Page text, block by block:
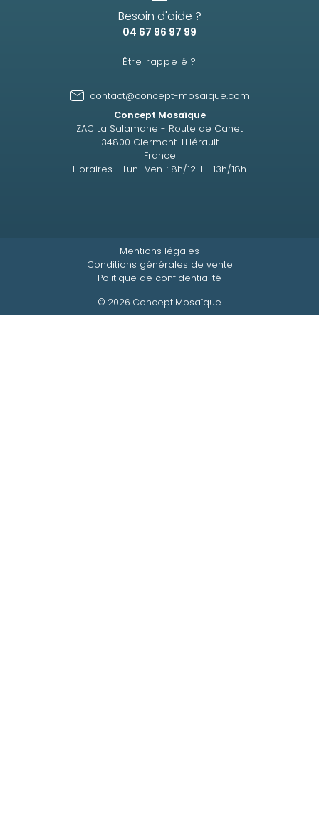
Besoin d'aide ?
04 67 96 97 99
Être rappelé ?
contact@concept-mosaique.com
Concept Mosaïque
ZAC La Salamane - Route de Canet
34800 Clermont-l'Hérault
France
Horaires - Lun.-Ven. : 8h/12H - 13h/18h
© 2026 Concept Mosaïque
Mentions légales
Conditions générales de vente
Politique de confidentialité